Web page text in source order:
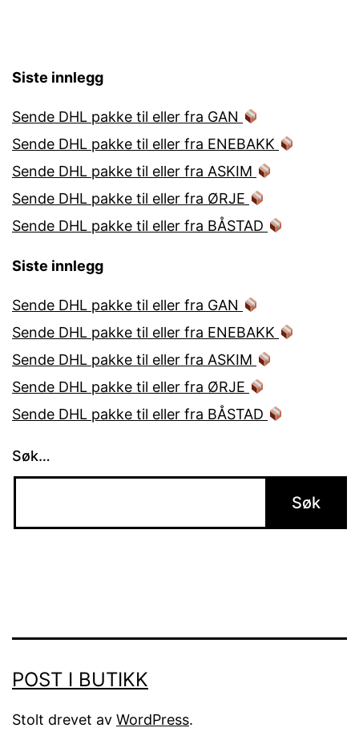
Siste innlegg
Sende DHL pakke til eller fra GAN
Sende DHL pakke til eller fra ENEBAKK
Sende DHL pakke til eller fra ASKIM
Sende DHL pakke til eller fra ØRJE
Sende DHL pakke til eller fra BÅSTAD
Siste innlegg
Sende DHL pakke til eller fra GAN
Sende DHL pakke til eller fra ENEBAKK
Sende DHL pakke til eller fra ASKIM
Sende DHL pakke til eller fra ØRJE
Sende DHL pakke til eller fra BÅSTAD
Søk…
POST I BUTIKK
Stolt drevet av WordPress.